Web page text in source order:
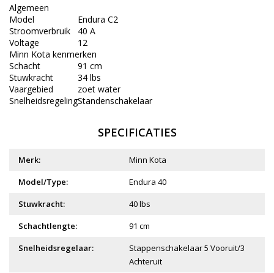
Algemeen
Model
Endura C2
Stroomverbruik
40 A
Voltage
12
Minn Kota kenmerken
Schacht
91 cm
Stuwkracht
34 lbs
Vaargebied
zoet water
SnelheidsregelingStandenschakelaar
SPECIFICATIES
Merk:
Minn Kota
Model/Type:
Endura 40
Stuwkracht:
40 lbs
Schachtlengte:
91 cm
Snelheidsregelaar:
Stappenschakelaar 5 Vooruit/3
Achteruit